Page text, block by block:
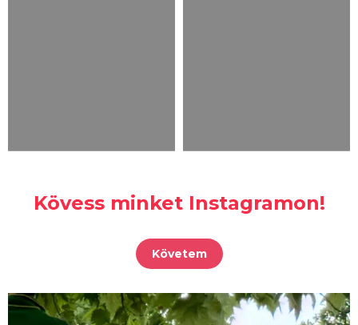
Kövess minket Instagramon!
Követem